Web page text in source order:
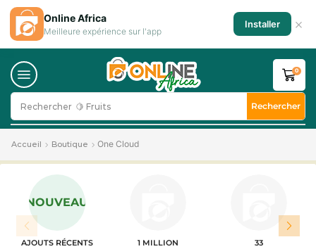
Rechercher 🍋 Fruits Rechercher
0
Accueil Boutique One Cloud
NOUVEAU
AJOUTS RÉCENTS 1 MILLION 33
Online Africa
Meilleure expérience sur l'app
Installer ×